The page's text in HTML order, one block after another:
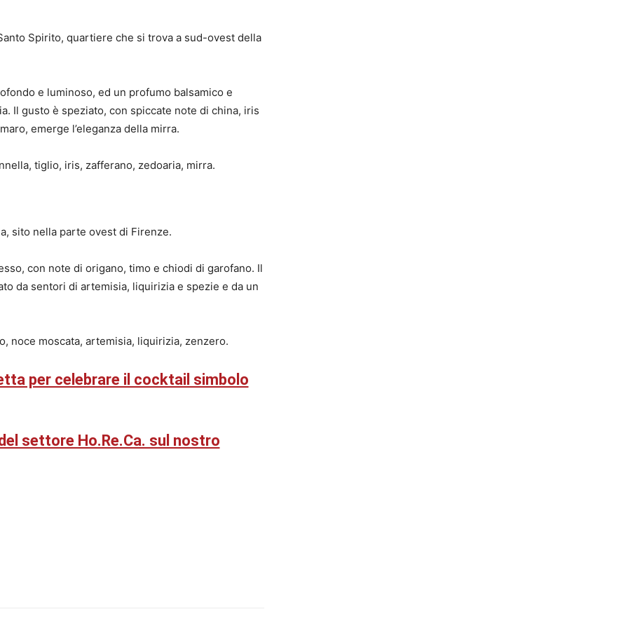
Spirito, quartiere che si trova a sud-ovest della
e luminoso, ed un profumo balsamico e
Il gusto è speziato, con spiccate note di china, iris
emerge l’eleganza della mirra.
tiglio, iris, zafferano, zedoaria, mirra.
sito nella parte ovest di Firenze.
con note di origano, timo e chiodi di garofano. Il
da sentori di artemisia, liquirizia e spezie e da un
noce moscata, artemisia, liquirizia, zenzero.
per celebrare il cocktail simbolo
settore Ho.Re.Ca. sul nostro